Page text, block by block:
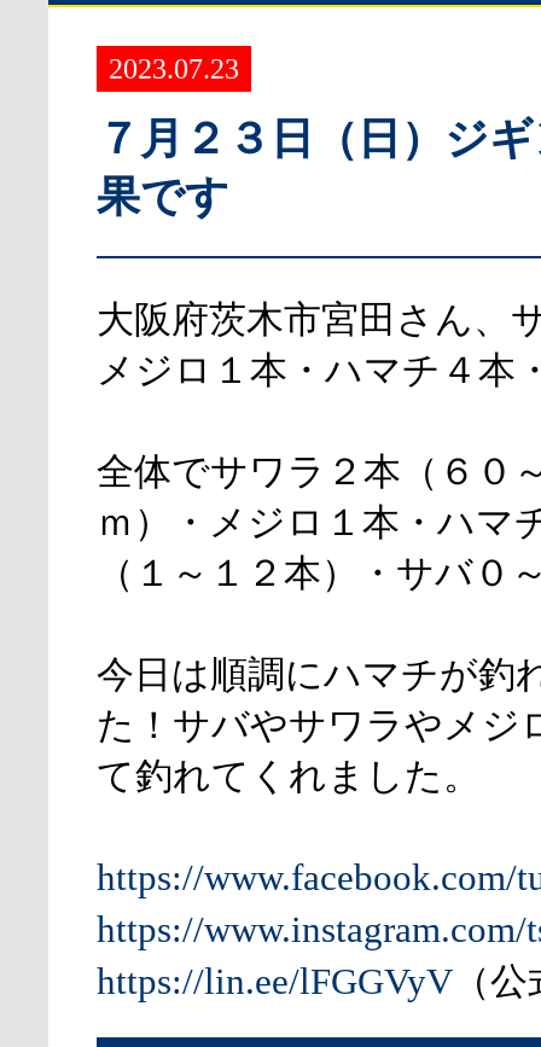
2023.07.23
７月２３日（日）ジ
果です
大阪府茨木市宮田さん、
メジロ１本・ハマチ４本
全体でサワラ２本（６０
ｍ）・メジロ１本・ハマ
（１～１２本）・サバ０
今日は順調にハマチが釣
た！サバやサワラやメジ
て釣れてくれました。
https://www.facebook.com/
https://www.instagram.com/
https://lin.ee/lFGGVyV （